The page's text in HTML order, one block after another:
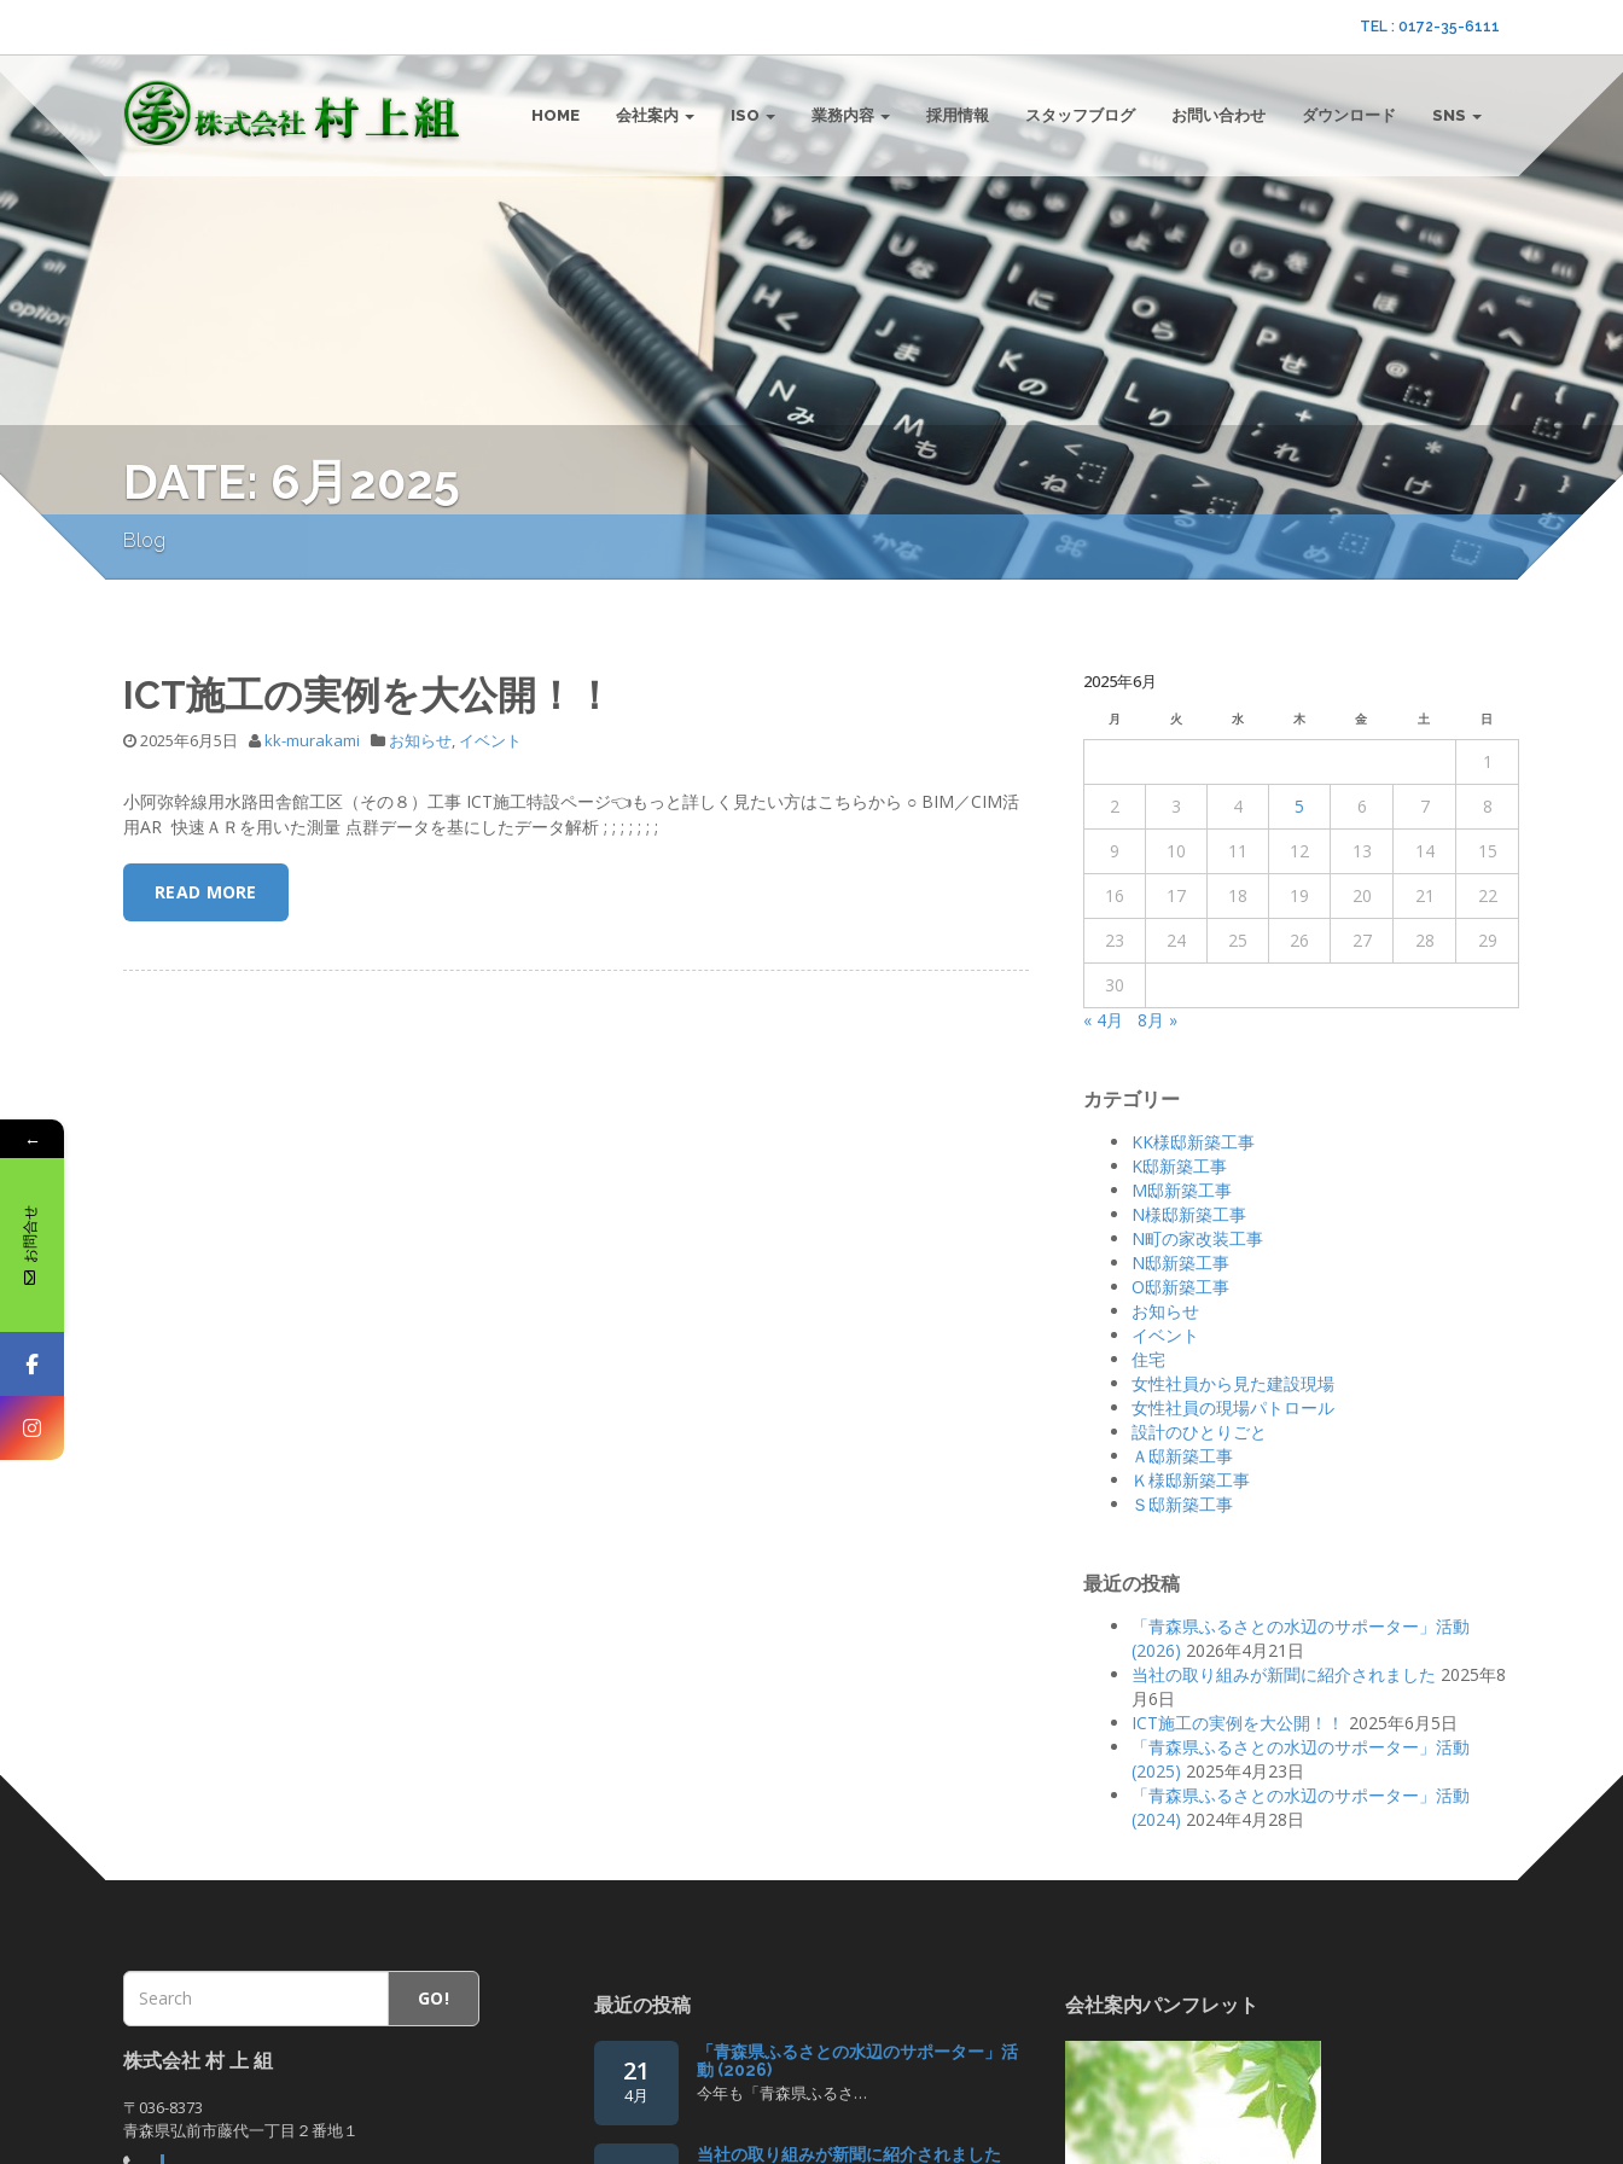
TEL : 0172-35-6111
HOME 会社案内 ISO 業務内容 採用情報 スタッフブログ お問い合わせ ダウンロード SNS
DATE: 6月2025
Blog
ICT施工の実例を大公開！！
2025年6月5日 kk-murakami お知らせ, イベント
小阿弥幹線用水路田舎館工区（その８）工事 ICT施工特設ページ👈もっと詳しく見たい方はこちらから ○ BIM／CIM活
用AR 快速ＡＲを用いた測量 点群データを基にしたデータ解析 ; ; ; ; ; ; ;
READ MORE
2025年6月
月 火 水 木 金 土 日
1
2
3 4 5 6 7
8
9
10 11 12 13 14
15
16
17 18 19 20 21
22
23
24 25 26 27 28
29
30
« 4月
8月 »
カテゴリー
KK様邸新築工事
K邸新築工事
M邸新築工事
N様邸新築工事
N町の家改装工事
N邸新築工事
O邸新築工事
お知らせ
イベント
住宅
女性社員から見た建設現場
女性社員の現場パトロール
設計のひとりごと
Ａ邸新築工事
Ｋ様邸新築工事
Ｓ邸新築工事
最近の投稿
「青森県ふるさとの水辺のサポーター」活動
(2026) 2026年4月21日
当社の取り組みが新聞に紹介されました 2025年8
月6日
ICT施工の実例を大公開！！ 2025年6月5日
「青森県ふるさとの水辺のサポーター」活動
(2025) 2025年4月23日
「青森県ふるさとの水辺のサポーター」活動
(2024) 2024年4月28日
GO!
株式会社 村 上 組
〒036-8373
青森県弘前市藤代一丁目２番地１
最近の投稿
21
4月
「青森県ふるさとの水辺のサポーター」活
動 (2026)
今年も「青森県ふるさ…
当社の取り組みが新聞に紹介されました
会社案内パンフレット
←
お問合せ